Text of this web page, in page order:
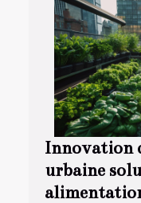
Innovation
urbaine